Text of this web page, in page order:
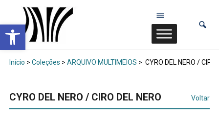
Abrir a barra de ferramentas
Início > Coleções > ARQUIVO MULTIMEIOS > CYRO DEL NERO / CIRO
CYRO DEL NERO / CIRO DEL NERO Voltar